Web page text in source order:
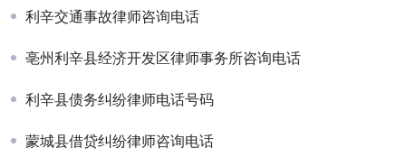
利辛交通事故律师咨询电话
亳州利辛县经济开发区律师事务所咨询电话
利辛县债务纠纷律师电话号码
蒙城县借贷纠纷律师咨询电话